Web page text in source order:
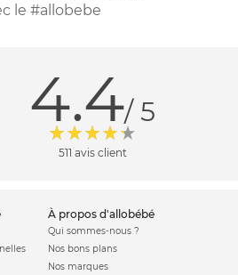
le #allobebe
4.4/ 5
511 avis client
à propos d'allobébé
Qui sommes-nous ?
Nos bons plans
Nos marques